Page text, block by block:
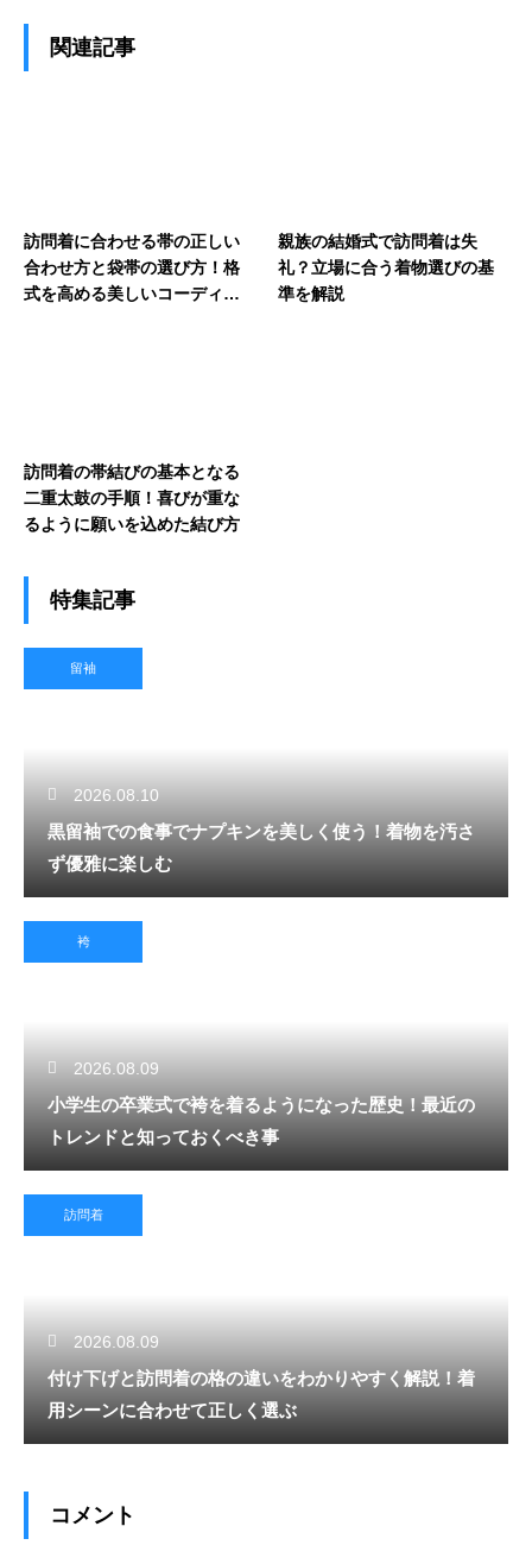
関連記事
訪問着に合わせる帯の正しい
合わせ方と袋帯の選び方！格
式を高める美しいコーディネ
親族の結婚式で訪問着は失
礼？立場に合う着物選びの基
準を解説
訪問着の帯結びの基本となる
二重太鼓の手順！喜びが重な
るように願いを込めた結び方
特集記事
留袖
2026.08.10
黒留袖での食事でナプキンを美しく使う！着物を汚さ
ず優雅に楽しむ
袴
2026.08.09
小学生の卒業式で袴を着るようになった歴史！最近の
トレンドと知っておくべき事
訪問着
2026.08.09
付け下げと訪問着の格の違いをわかりやすく解説！着
用シーンに合わせて正しく選ぶ
コメント